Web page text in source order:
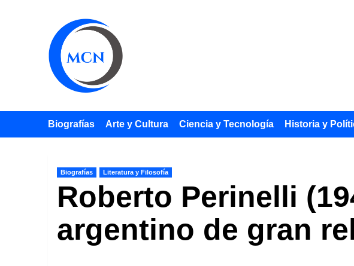
Biografías Arte y Cultura Ciencia y Tecnología Historia y
Biografías Literatura y Filosofía
Roberto Perinelli
argentino de gran